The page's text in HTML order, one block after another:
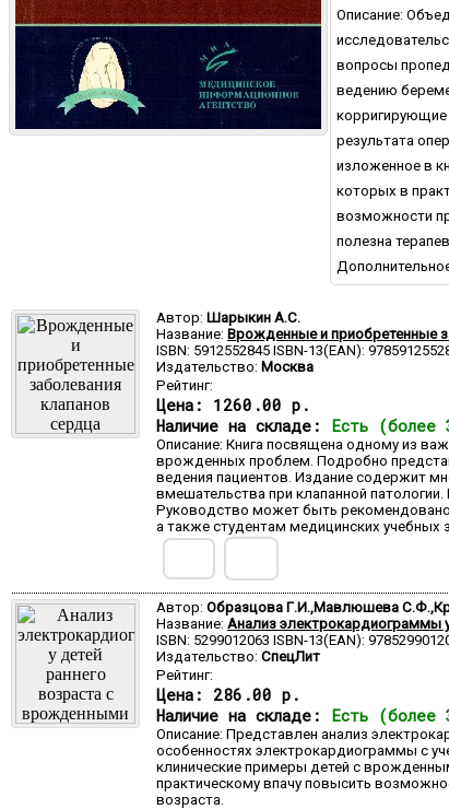
Описание:
вопросы
ведению
корригирующие
результата
изложенное в
которых в
возможности
полезна
Автор: Шарыкин А.С.
Название: Врожденные и приобретенные
ISBN: 5912552845 ISBN-13(EAN):
Издательство: Москва
Рейтинг:
Цена: 1260.00 р.
Наличие на складе: Есть
Описание: Книга посвящена одному из
врожденных проблем. Подробно
ведения пациентов. Издание содержит
вмешательства при клапанной
Руководство может быть
а также студентам медицинских учебных
Автор: Образцова Г.И.,Мавлюшева
Название: Анализ электрокардиограммы
ISBN: 5299012063 ISBN-13(EAN):
Издательство: СпецЛит
Рейтинг:
Цена: 286.00 р.
Наличие на складе: Есть
Описание: Представлен анализ
особенностях электрокардиограммы с
клинические примеры детей с
практическому впачу повысить
возраста.